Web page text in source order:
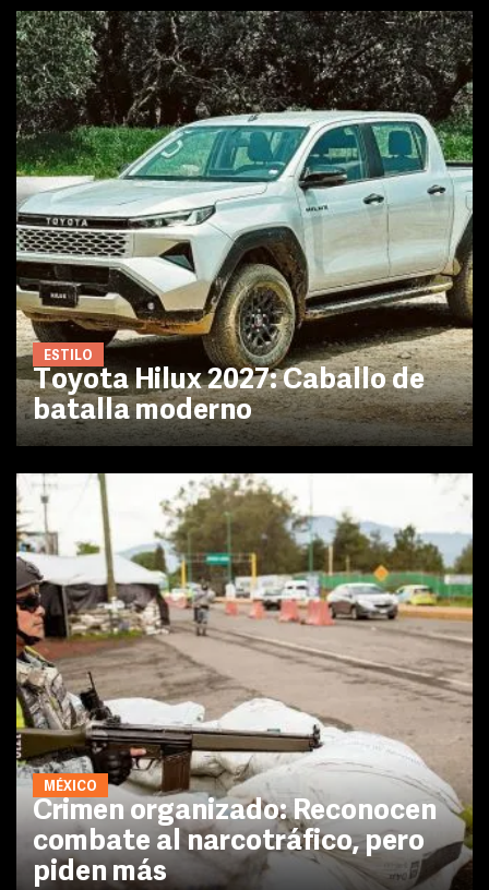
ESTILO
Toyota Hilux 2027: Caballo de
batalla moderno
MÉXICO
Crimen organizado: Reconocen
combate al narcotráfico, pero
piden más